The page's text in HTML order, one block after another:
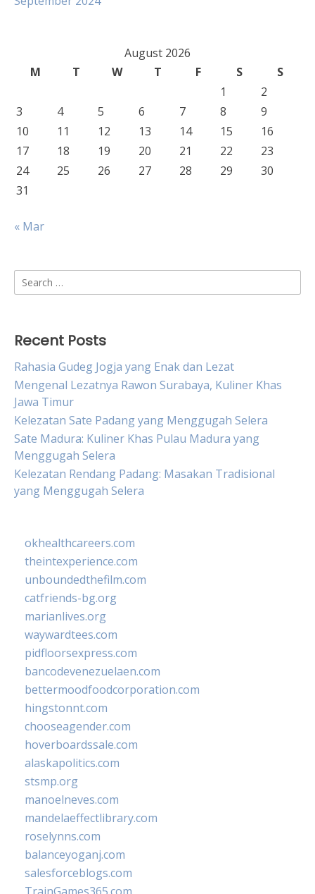
August 2026
M
T W T F S
S
1
2
3
4 5 6 7 8
9
10
11 12 13 14 15
16
17
18 19 20 21 22
23
24
25 26 27 28 29
30
31
« Mar
Search
for:
Recent Posts
Rahasia Gudeg Jogja yang Enak dan Lezat
Mengenal Lezatnya Rawon Surabaya, Kuliner Khas
Jawa Timur
Kelezatan Sate Padang yang Menggugah Selera
Sate Madura: Kuliner Khas Pulau Madura yang
Menggugah Selera
Kelezatan Rendang Padang: Masakan Tradisional
yang Menggugah Selera
okhealthcareers.com
theintexperience.com
unboundedthefilm.com
catfriends-bg.org
marianlives.org
waywardtees.com
pidfloorsexpress.com
bancodevenezuelaen.com
bettermoodfoodcorporation.com
hingstonnt.com
chooseagender.com
hoverboardssale.com
alaskapolitics.com
stsmp.org
manoelneves.com
mandelaeffectlibrary.com
roselynns.com
balanceyoganj.com
salesforceblogs.com